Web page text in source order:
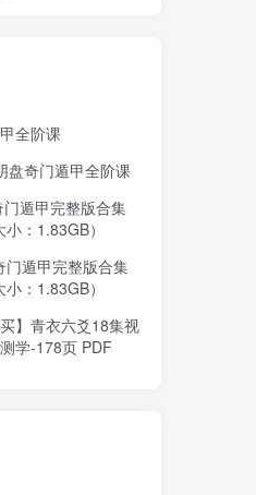
全阶课
盘奇门遁甲全阶课
遁甲完整版合集
：1.83GB）
门遁甲完整版合集
：1.83GB）
买】青衣六爻18集视
学-178页 PDF